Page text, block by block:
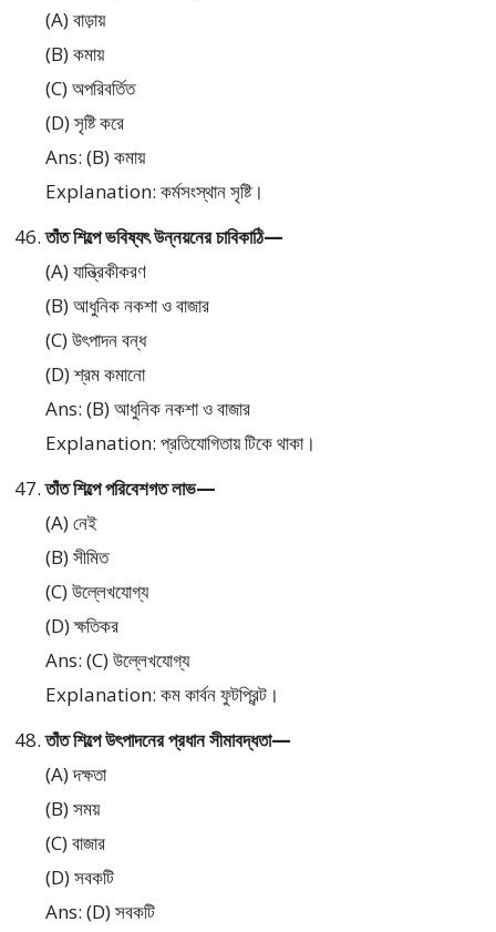
(A) বাড়ায়
(B) কমায়
(C) অপরিবর্তিত
(D) সৃষ্টি করে
Ans: (B) কমায়
Explanation: কর্মসংস্থান সৃষ্টি।
তাঁত শিল্পে ভবিষ্যৎ উন্নয়নের চাবিকাঠি—
(A) যান্ত্রিকীকরণ
(B) আধুনিক নকশা ও বাজার
(C) উৎপাদন বন্ধ
(D) শ্রম কমানো
Ans: (B) আধুনিক নকশা ও বাজার
Explanation: প্রতিযোগিতায় টিকে থাকা।
তাঁত শিল্পে পরিবেশগত লাভ—
(A) নেই
(B) সীমিত
(C) উল্লেখযোগ্য
(D) ক্ষতিকর
Ans: (C) উল্লেখযোগ্য
Explanation: কম কার্বন ফুটপ্রিন্ট।
তাঁত শিল্পে উৎপাদনের প্রধান সীমাবদ্ধতা—
(A) দক্ষতা
(B) সময়
(C) বাজার
(D) সবকটি
Ans: (D) সবকটি